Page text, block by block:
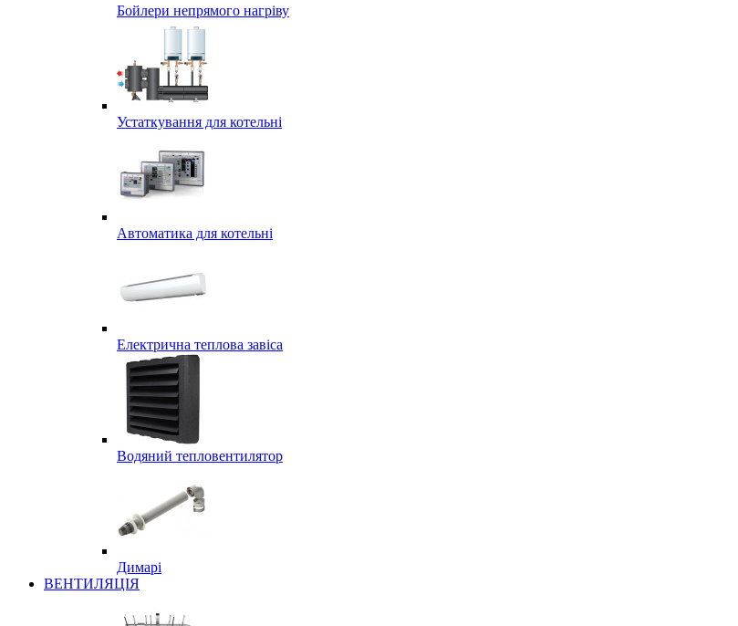
Бойлери непрямого нагріву
Устаткування для котельні
Автоматика для котельні
Електрична теплова завіса
Водяний тепловентилятор
Димарі
ВЕНТИЛЯЦІЯ